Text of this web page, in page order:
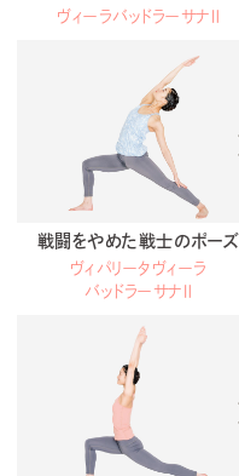
ヴィーラバッドラーサナⅡ
戦闘をやめた戦士のポーズ
ヴィパリータヴィーラ
バッドラーサナⅡ